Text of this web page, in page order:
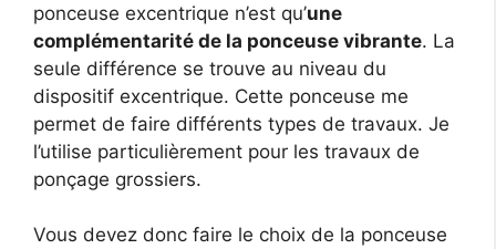
ponceuse excentrique n’est qu’une
complémentarité de la ponceuse vibrante. La
seule différence se trouve au niveau du
dispositif excentrique. Cette ponceuse me
permet de faire différents types de travaux. Je
l’utilise particulièrement pour les travaux de
ponçage grossiers.
Vous devez donc faire le choix de la ponceuse